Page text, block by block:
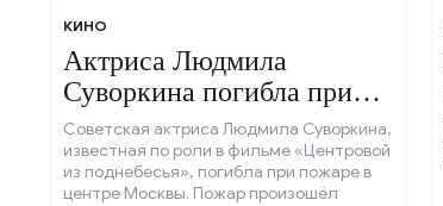
КИНО
Актриса Людмила
Суворкина погибла при
пожаре.
Советская актриса Людмила Суворкина,
известная по роли в фильме «Центровой
из поднебесья», погибла при пожаре в
центре Москвы. Пожар произошёл